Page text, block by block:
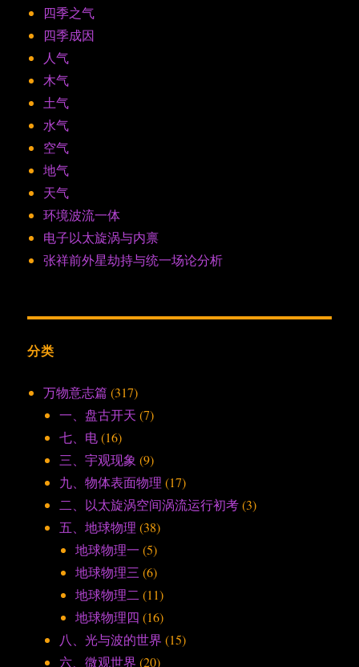
四季之气
四季成因
人气
木气
土气
水气
空气
地气
天气
环境波流一体
电子以太旋涡与内禀
张祥前外星劫持与统一场论分析
分类
万物意志篇 (317)
一、盘古开天 (7)
七、电(16)
三、宇观现象 (9)
九、物体表面物理 (17)
二、以太旋涡空间涡流运行初考(3)
五、地球物理 (38)
地球物理一 (5)
地球物理三 (6)
地球物理二 (11)
地球物理四 (16)
八、光与波的世界 (15)
六、微观世界 (20)